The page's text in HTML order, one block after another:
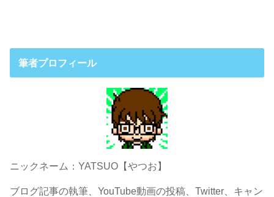
筆者プロフィール
ニックネーム：YATSUO【やつお】
ブログ記事の執筆、YouTube動画の投稿、Twitter、キャン